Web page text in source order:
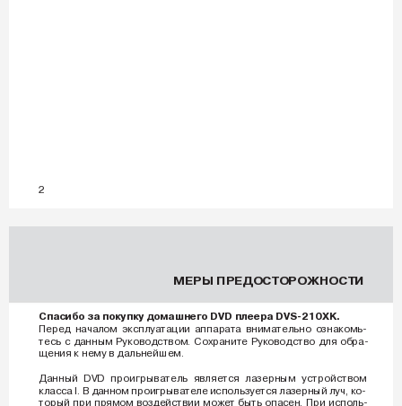
2
МЕРЫ ПРЕДОСТОРОЖНОСТИ
Спасибо за покупку домашнего DVD плеера DVS-210XK.
Перед началом эксплуатации аппарата внимательно ознакомь-
тесь с данным Руководством. Сохраните Руководство для обра-
щения к нему в дальнейшем.
Данный DVD проигрыватель является лазерным устройством
класса I. В данном проигрывателе используется лазерный луч, ко-
торый при прямом воздействии может быть опасен. При исполь-